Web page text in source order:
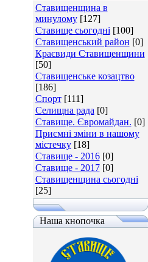
Ставищенщина в
минулому [127]
Ставище сьогодні [100]
Ставищенський район [0]
Краєвиди Ставищенщини
[50]
Ставищенське козацтво
[186]
Спорт [111]
Селищна рада [0]
Ставище. Євромайдан. [0]
Приємні зміни в нашому
містечку [18]
Ставище - 2016 [0]
Ставище - 2017 [0]
Ставищенщина сьогодні
[25]
Наша кнопочка